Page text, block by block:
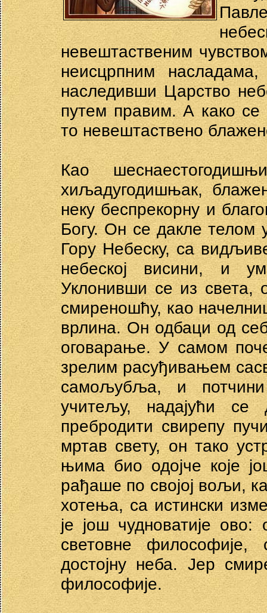
невештаственим
неисцрпним
наследивши Царство
путем правим. А како се
то невештаствено
Као
хиљадугодишњак,
неку беспрекорну и
Богу. Он се дакле телом
Гору Небеску, са
небеској висини, и
Уклонивши се из света,
смиреношћу, као
врлина. Он одбаци од
оговарање. У самом
зрелим расуђивањем
самољубља, и
учитељу, надајући
пребродити свирепу
мртав свету, он тако
њима био одојче које
рађаше по својој вољи,
хотења, са истински
је још чудноватије
световне философије,
достојну неба. Јер
философије.